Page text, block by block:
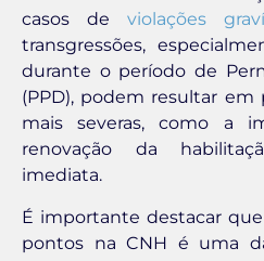
casos de violações
transgressões,
durante o período de
(PPD), podem resultar em
mais severas, como a
renovação da
imediata.
É importante destacar
pontos na CNH é uma